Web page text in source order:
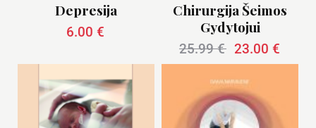
Depresija
6.00 €
Chirurgija Šeimos
Gydytojui
25.99€ 23.00 €